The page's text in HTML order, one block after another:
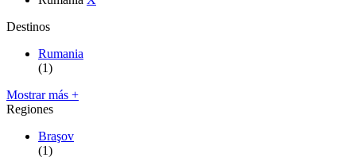
Destinos
Rumania
(1)
Mostrar más +
Regiones
Braşov
(1)